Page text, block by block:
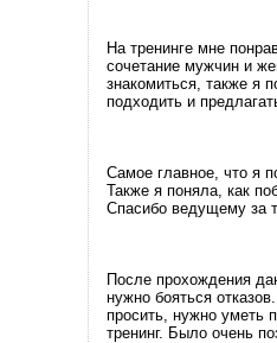
На тренинге мне
сочетание мужчин и
знакомиться, также я
подходить и
Самое главное, что я
Также я поняла, как
Спасибо ведущему за
После прохождения
нужно бояться
просить, нужно уметь
тренинг. Было очень